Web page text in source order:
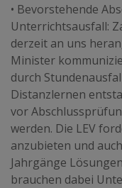
• Bevorstehende
Unterrichtsausfall:
derzeit an uns
Minister
durch
Distanzlernen
vor
werden. Die LEV
anzubieten und
Jahrgänge
brauchen dabei